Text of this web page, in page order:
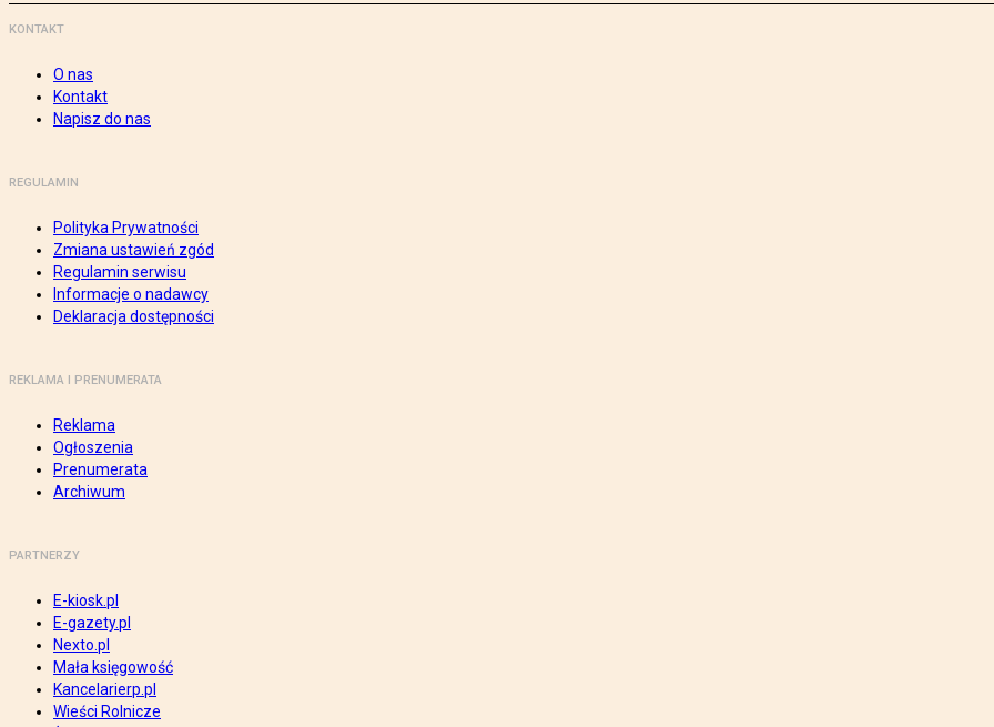
KONTAKT
O nas
Kontakt
Napisz do nas
REGULAMIN
Polityka Prywatności
Zmiana ustawień zgód
Regulamin serwisu
Informacje o nadawcy
Deklaracja dostępności
REKLAMA I PRENUMERATA
Reklama
Ogłoszenia
Prenumerata
Archiwum
PARTNERZY
E-kiosk.pl
E-gazety.pl
Nexto.pl
Mała księgowość
Kancelarierp.pl
Wieści Rolnicze